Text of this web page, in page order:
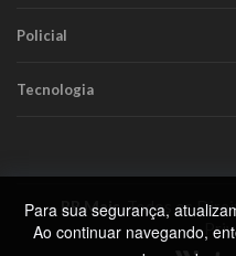
Policial
Tecnologia
RR Mais. Todos os
Para sua segurança,
Ao continuar navegando,